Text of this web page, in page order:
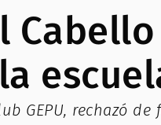
GEPU, rechazó